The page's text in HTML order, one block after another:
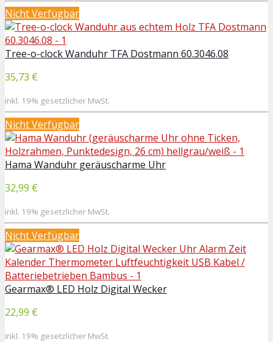
Nicht Verfügbar
Tree-o-clock Wanduhr TFA Dostmann 60.3046.08
35,73 €
inkl. 19% gesetzlicher MwSt.
Nicht Verfügbar
Hama Wanduhr geräuscharme Uhr
32,99 €
inkl. 19% gesetzlicher MwSt.
Nicht Verfügbar
Gearmax® LED Holz Digital Wecker
22,99 €
inkl. 19% gesetzlicher MwSt.